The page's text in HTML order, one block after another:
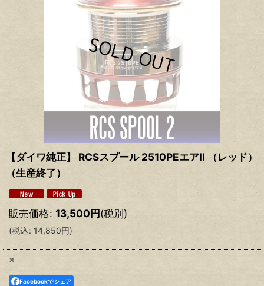
【ダイワ純正】 RCSスプール 2510PEエアII （レッド）
（生産終了）
販売価格: 13,500円(税別)
(税込: 14,850円)
×
Facebookでシェア